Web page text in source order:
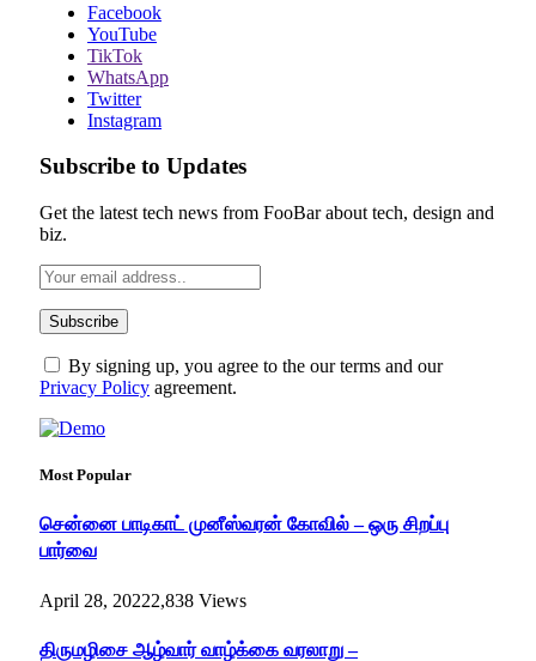
Facebook
YouTube
TikTok
WhatsApp
Twitter
Instagram
Subscribe to Updates
Get the latest tech news from FooBar about tech, design and
biz.
By signing up, you agree to the our terms and our
Privacy Policy agreement.
Most Popular
சென்னை பாடிகாட் முனீஸ்வரன் கோவில் – ஒரு சிறப்பு
பார்வை
April 28, 20222,838 Views
திருமழிசை ஆழ்வார் வாழ்க்கை வரலாறு –